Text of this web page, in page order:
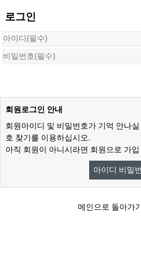
로그인
회원로그인 안내
회원아이디 및 비밀번호가 기억 안나
호 찾기를 이용하십시오.
아직 회원이 아니시라면 회원으로 가
아이디 비밀
메인으로 돌아가기